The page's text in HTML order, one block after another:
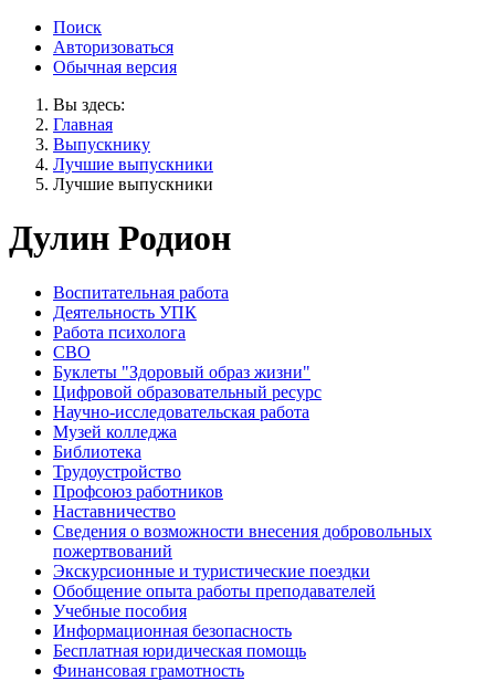
Поиск
Авторизоваться
Обычная версия
Вы здесь:
Главная
Выпускнику
Лучшие выпускники
Лучшие выпускники
Дулин Родион
Воспитательная работа
Деятельность УПК
Работа психолога
СВО
Буклеты "Здоровый образ жизни"
Цифровой образовательный ресурс
Научно-исследовательская работа
Музей колледжа
Библиотека
Трудоустройство
Профсоюз работников
Наставничество
Сведения о возможности внесения добровольных
пожертвований
Экскурсионные и туристические поездки
Обобщение опыта работы преподавателей
Учебные пособия
Информационная безопасность
Бесплатная юридическая помощь
Финансовая грамотность